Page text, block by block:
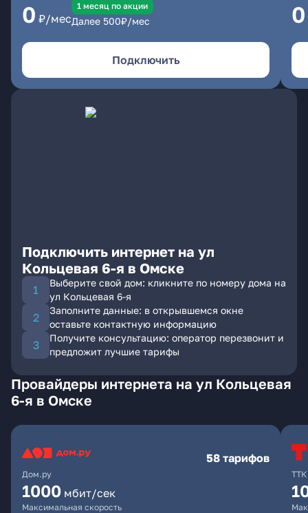
0 ₽/мес
1 месяц по акции
Далее 500₽/мес
Подключить
0
Подключить интернет на ул
Кольцевая 6-я в Омске
Выберите свой дом: кликните по номеру дома на
ул Кольцевая 6-я
Заполните данные: в открывшемся окне
оставьте контактную информацию
Получите консультацию: оператор перезвонит и
предложит лучшие тарифы
Провайдеры интернета на ул Кольцевая
6-я в Омске
Дом.ру
58 тарифов
1000 мбит/сек
Максимальная скорость
ТТК